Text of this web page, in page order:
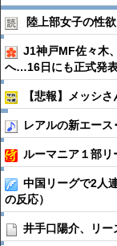
陸上部女子の性
J1神戸MF佐々木
へ…16日にも正式発
【悲報】メッシ
レアルの新エー
ルーマニア１部
中国リーグで2人
の反応）
井手口陽介、リー